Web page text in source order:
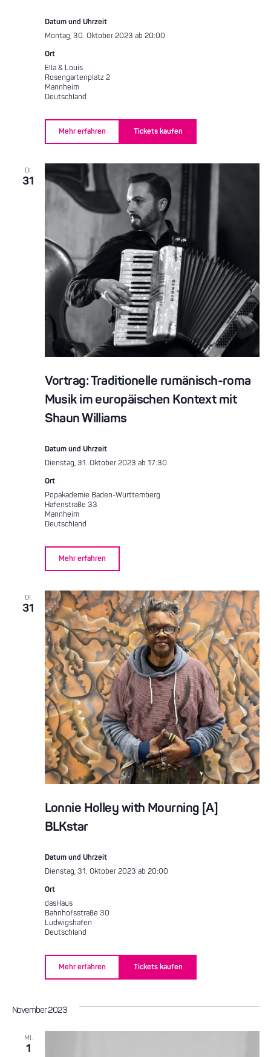
Datum und Uhrzeit
Montag, 30. Oktober 2023 ab 20:00
Ort
Ella & Louis
Rosengartenplatz 2
Mannheim
Deutschland
Mehr erfahren Tickets kaufen
DI.
31
Vortrag: Traditionelle rumänisch-roma
Musik im europäischen Kontext mit
Shaun Williams
Datum und Uhrzeit
Dienstag, 31. Oktober 2023 ab 17:30
Ort
Popakademie Baden-Württemberg
Hafenstraße 33
Mannheim
Deutschland
Mehr erfahren
DI.
31
Lonnie Holley with Mourning [A]
BLKstar
Datum und Uhrzeit
Dienstag, 31. Oktober 2023 ab 20:00
Ort
dasHaus
Bahnhofsstraße 30
Ludwigshafen
Deutschland
Mehr erfahren Tickets kaufen
November 2023
MI.
1